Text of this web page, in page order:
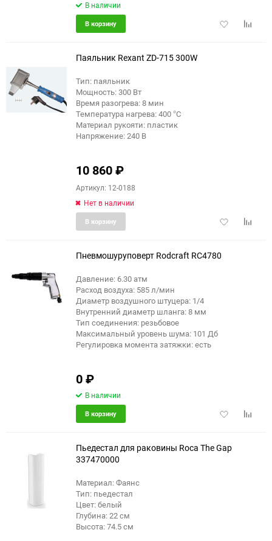
В наличии
Добавить
В корзину
Паяльник Rexant ZD-715 300W
Тип: паяльник
Мощность: 300 Вт
Время разогрева: 8 мин
Температура нагрева: 400 °С
Материал рукояти: пластик
Напряжение: 240 В
10 860₽
Артикул: 12-0188
Нет в наличии
Добавить
В корзину
Пневмошуруповерт Rodcraft RC4780
Давление: 6.30 атм
Расход воздуха: 585 л/мин
Диаметр воздушного штуцера: 1/4
Внутренний диаметр шланга: 8 мм
Тип соединения: резьбовое
Максимальный уровень шума: 101 Дб
Регулировка момента затяжки: есть
0₽
В наличии
Добавить
В корзину
Пьедестал для раковины Roca The Gap
337470000
Материал: Фаянс
Тип: пьедестал
Цвет: белый
Глубина: 22 см
Высота: 74.5 см